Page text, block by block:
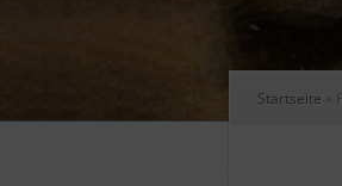
Startseite »